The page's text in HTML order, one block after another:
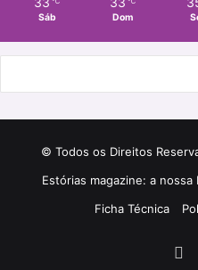
Sáb Dom
© Todos os Direitos
Estórias magazine: a nossa
Ficha Técnica